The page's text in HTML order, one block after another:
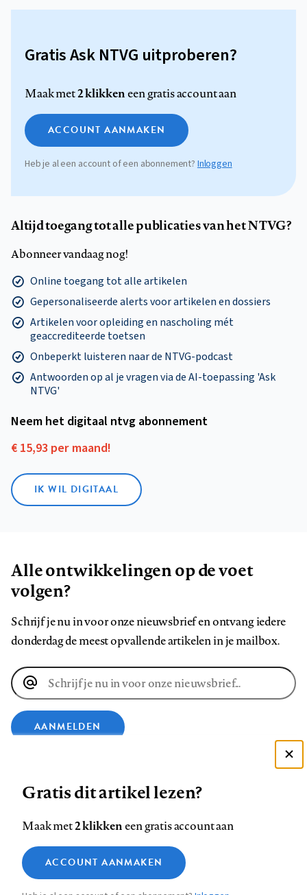
Gratis Ask NTVG uitproberen?
Maak met2 klikkeneen gratis account aan
ACCOUNT AANMAKEN
Heb je al een account of een abonnement?Inloggen
Altijd toegang tot alle publicaties van het NTVG?
Abonneer vandaag nog!
Online toegang tot alle artikelen
Gepersonaliseerde alerts voor artikelen en dossiers
Artikelen voor opleiding en nascholing mét
geaccrediteerde toetsen
Onbeperkt luisteren naar de NTVG-podcast
Antwoorden op al je vragen via de AI-toepassing 'Ask
NTVG'
Neem het digitaal ntvg abonnement
€ 15,93 per maand!
IK WIL DIGITAAL
Alle ontwikkelingen op de voet
volgen?
Schrijf je nu in voor onze nieuwsbrief en ontvang iedere
donderdag de meest opvallende artikelen in je mailbox.
E-
mailadres
AANMELDEN
op
Facebook
op
LinkedIn
op
Bluesky
ons
op
InstagramYouTube
Footer
Contact Colofon Disclaimer Privacy
Medische vragen verdienen
betrouwbare antwoorden
Zie onze cookie policy
Analytische cookies
Gratis dit artikel lezen?
Maak met2 klikkeneen gratis account aan
ACCOUNT AANMAKEN